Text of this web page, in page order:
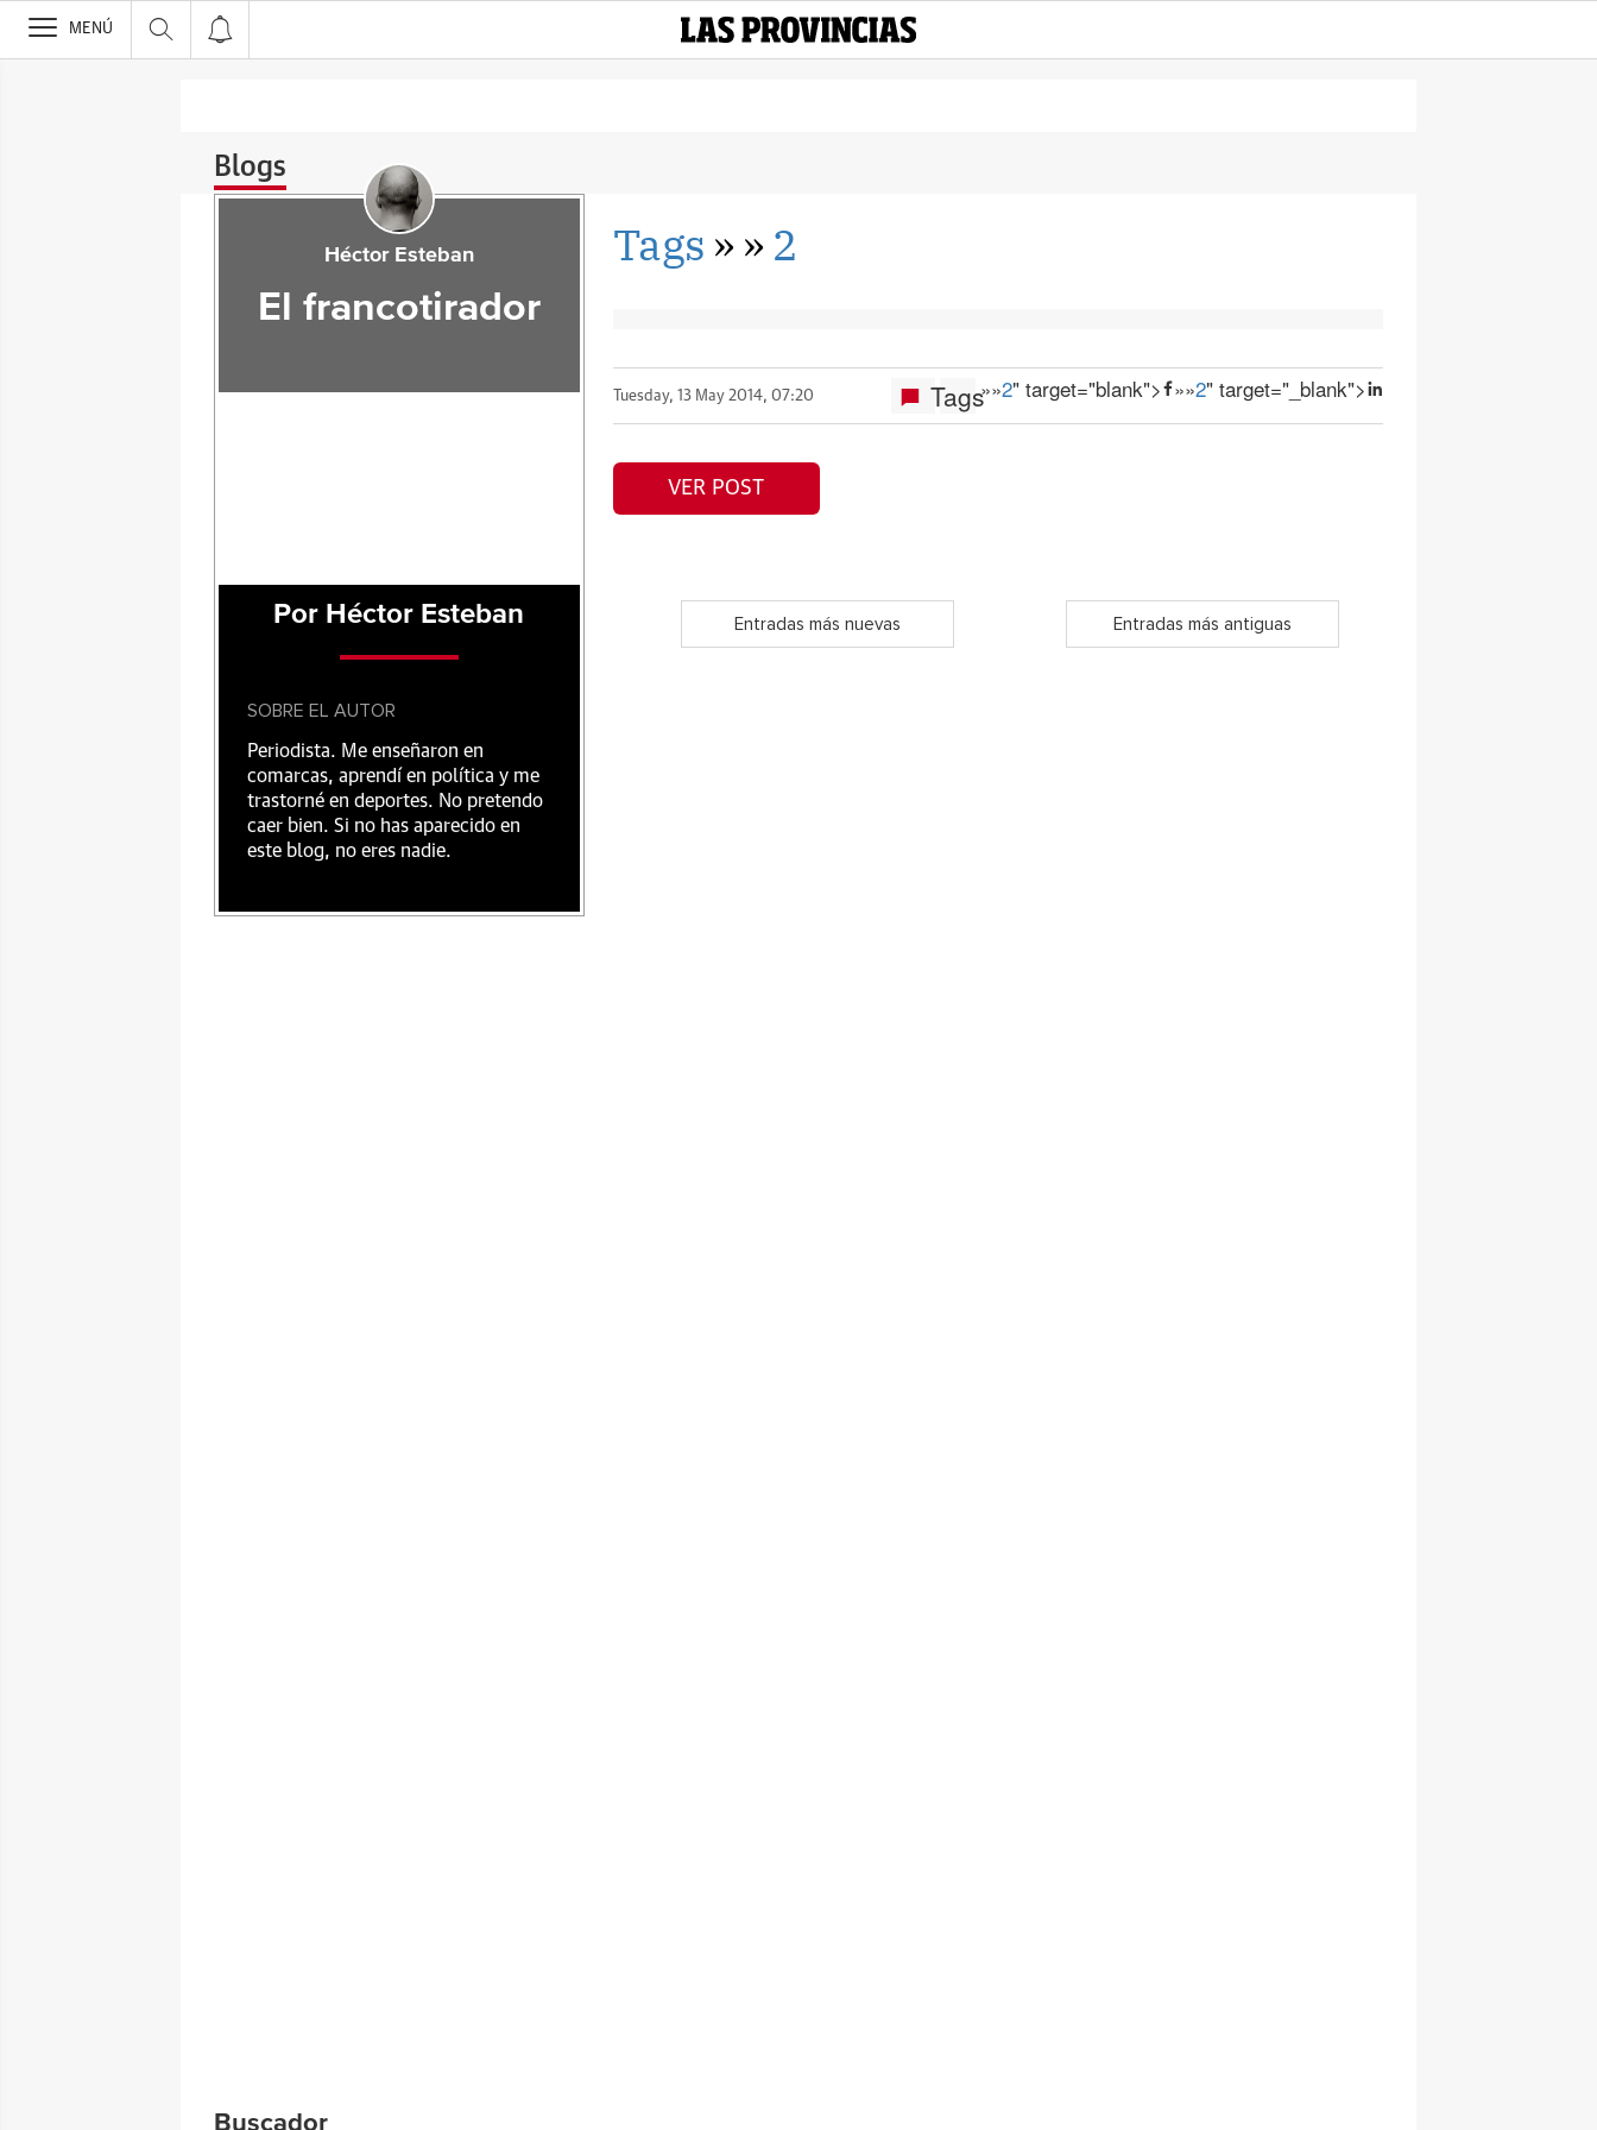
>
MENÚ
Blogs
Tags » » 2
Tuesday, 13 May 2014, 07:20 Tags»»2" target="blank"> »»2" target="_blank">
VER POST
Entradas más nuevas Entradas más antiguas
Héctor Esteban
El francotirador
Por Héctor Esteban
SOBRE EL AUTOR
Periodista. Me enseñaron en
comarcas, aprendí en política y me
trastorné en deportes. No pretendo
caer bien. Si no has aparecido en
este blog, no eres nadie.
Buscador